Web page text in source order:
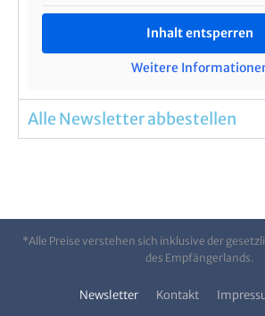
Inhalt entsperren
Weitere
Alle Newsletter abbestellen
*Alle Preise verstehen sich inklusive der
des Empfängerlands.
Newsletter Kontakt